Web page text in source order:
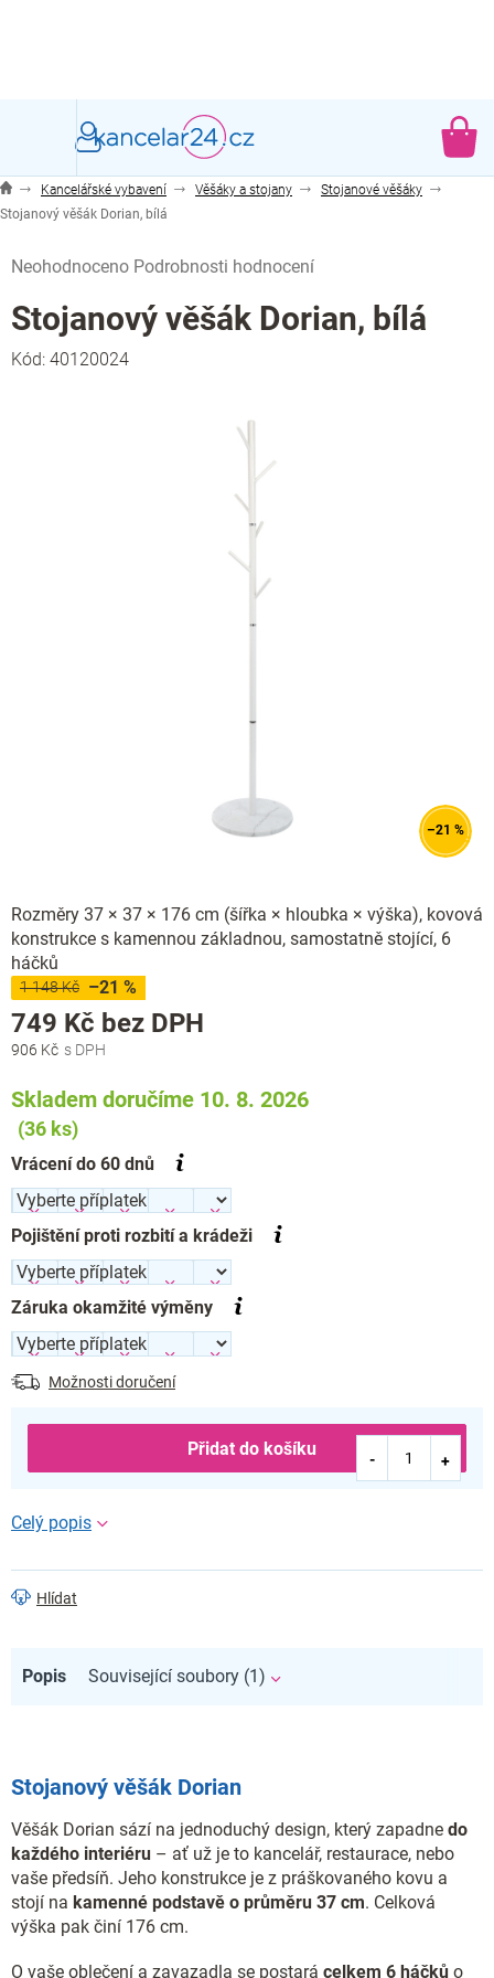
Kancelářské vybavení Věšáky a stojany
Stojanové věšáky
Stojanový věšák Dorian, bílá
hodnocení
produktu
je
0,0
Neohodnoceno Podrobnosti hodnocení
Stojanový věšák Dorian, bílá
Kód: 40120024
–21 %
Rozměry 37 × 37 × 176 cm (šířka × hloubka × výška), kovová
konstrukce s kamennou základnou, samostatně stojící, 6
háčků
1 148 Kč –21 %
906 Kč
749 Kč bez DPH
Skladem doručíme 10. 8. 2026
(36 ks)
Vrácení do 60 dnů
Pojištění proti rozbití a krádeži
Záruka okamžité výměny
Možnosti doručení
Přidat do košíku
Hlídat
Popis Související soubory (1)
Stojanový věšák Dorian
Věšák Dorian sází na jednoduchý design, který zapadne do
každého interiéru – ať už je to kancelář, restaurace, nebo
vaše předsíň. Jeho konstrukce je z práškovaného kovu a
stojí na kamenné podstavě o průměru 37 cm. Celková
výška pak činí 176 cm.
O vaše oblečení a zavazadla se postará celkem 6 háčků o